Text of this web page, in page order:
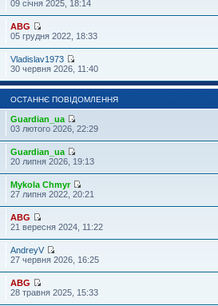
09 січня 2025, 18:14
ABG
05 грудня 2022, 18:33
Vladislav1973
30 червня 2026, 11:40
ОСТАННЄ ПОВІДОМЛЕННЯ
Guardian_ua
03 лютого 2026, 22:29
Guardian_ua
20 липня 2026, 19:13
Mykola Chmyr
27 липня 2022, 20:21
ABG
21 вересня 2024, 11:22
AndreyV
27 червня 2026, 16:25
ABG
28 травня 2025, 15:33